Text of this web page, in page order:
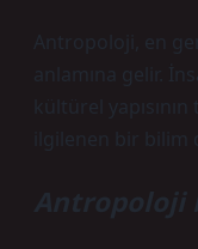
Antropoloji, en
anlamına gelir.
kültürel
ilgilenen bir bilim
Antropoloji